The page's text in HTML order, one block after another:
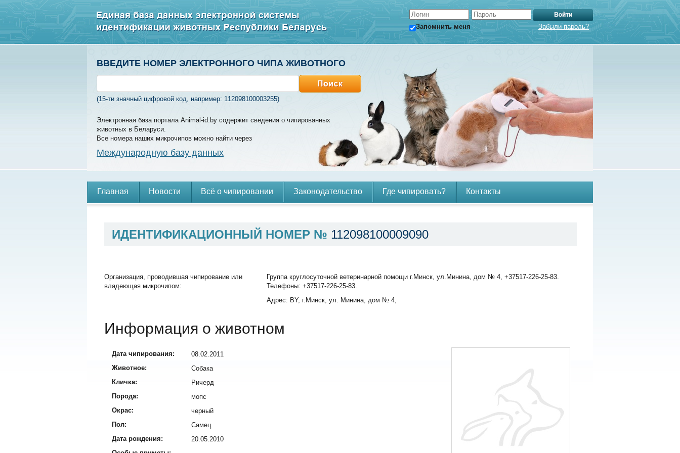
Запомнить меня Забыли пароль?
ВВЕДИТЕ НОМЕР ЭЛЕКТРОННОГО ЧИПА ЖИВОТНОГО
(15-ти значный цифровой код, например: 112098100003255)
Электронная база портала Animal-id.by содержит сведения о чипированных
животных в Беларуси.
Все номера наших микрочипов можно найти через
Международную базу данных
Главная Новости Всё о чипировании Законодательство Где чипировать? Контакты
ИДЕНТИФИКАЦИОННЫЙ НОМЕР № 112098100009090
Организация, проводившая чипирование или
владеющая микрочипом:
Группа круглосуточной ветеринарной помощи г.Минск, ул.Минина, дом № 4, +37517-226-25-83.
Телефоны: +37517-226-25-83.
Адрес: BY, г.Минск, ул. Минина, дом № 4,
Информация о животном
Дата чипирования:
08.02.2011
Животное:
Собака
Кличка:
Ричерд
Порода:
мопс
Окрас:
черный
Пол:
Самец
Дата рождения:
20.05.2010